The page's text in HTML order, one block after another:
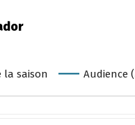
la saison Audience